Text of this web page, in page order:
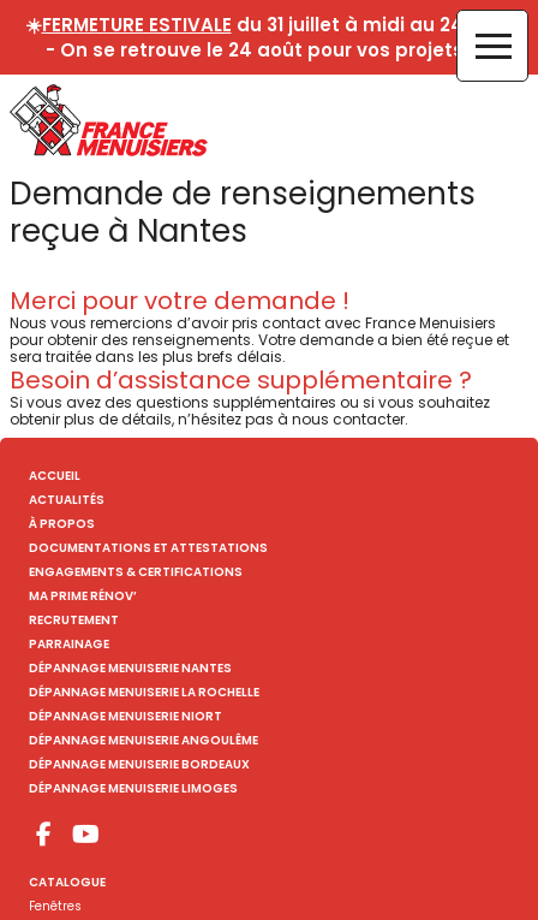
☀️FERMETURE ESTIVALE du 31 juillet à midi au 24 août
- On se retrouve le 24 août pour vos projets !☀️
Demande de renseignements
reçue à Nantes
Merci pour votre demande !
Nous vous remercions d’avoir pris contact avec France Menuisiers
pour obtenir des renseignements. Votre demande a bien été reçue et
sera traitée dans les plus brefs délais.
Besoin d’assistance supplémentaire ?
Si vous avez des questions supplémentaires ou si vous souhaitez
obtenir plus de détails, n’hésitez pas à nous contacter.
ACCUEIL
ACTUALITÉS
À PROPOS
DOCUMENTATIONS ET ATTESTATIONS
ENGAGEMENTS & CERTIFICATIONS
MA PRIME RÉNOV’
RECRUTEMENT
PARRAINAGE
DÉPANNAGE MENUISERIE NANTES
DÉPANNAGE MENUISERIE LA ROCHELLE
DÉPANNAGE MENUISERIE NIORT
DÉPANNAGE MENUISERIE ANGOULÊME
DÉPANNAGE MENUISERIE BORDEAUX
DÉPANNAGE MENUISERIE LIMOGES
CATALOGUE
Fenêtres